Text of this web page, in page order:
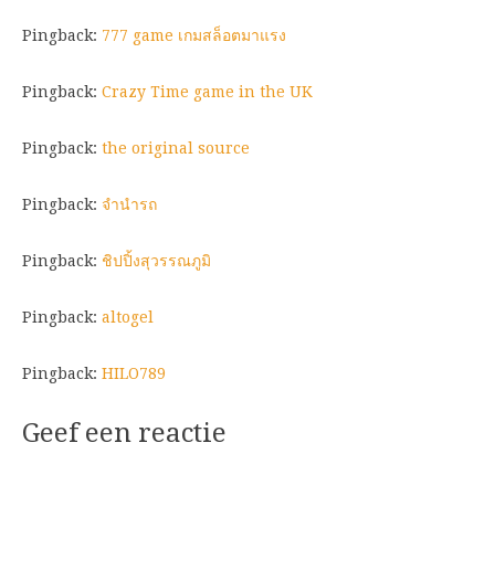
Pingback: 777 game เกมสล็อตมาแรง
Pingback: Crazy Time game in the UK
Pingback: the original source
Pingback: จำนำรถ
Pingback: ชิปปิ้งสุวรรณภูมิ
Pingback: altogel
Pingback: HILO789
Geef een reactie